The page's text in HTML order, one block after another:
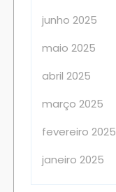
junho 2025
maio 2025
abril 2025
março 2025
fevereiro 2025
janeiro 2025